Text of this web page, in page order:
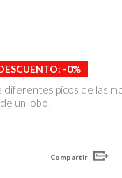
-0%
picos de las
un lobo.
Compartir